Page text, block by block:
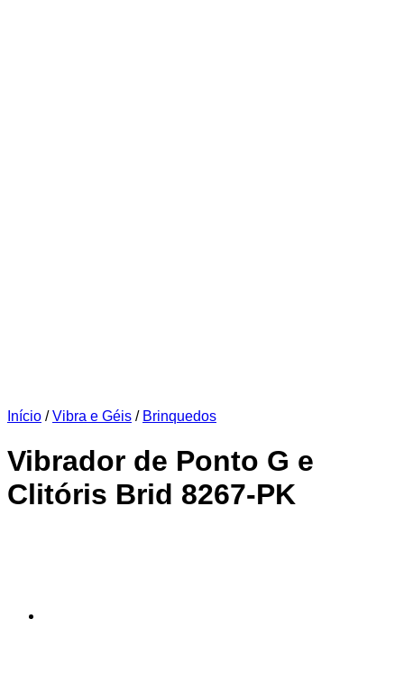
Início / Vibra e Géis / Brinquedos
Vibrador de Ponto G e
Clitóris Brid 8267-PK